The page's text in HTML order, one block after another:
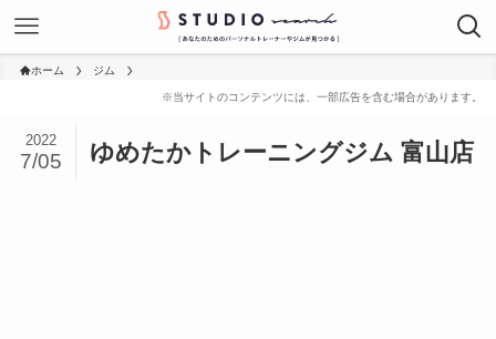
ホーム ジム
ゆめたかトレーニングジム 富山店
2022
7/05